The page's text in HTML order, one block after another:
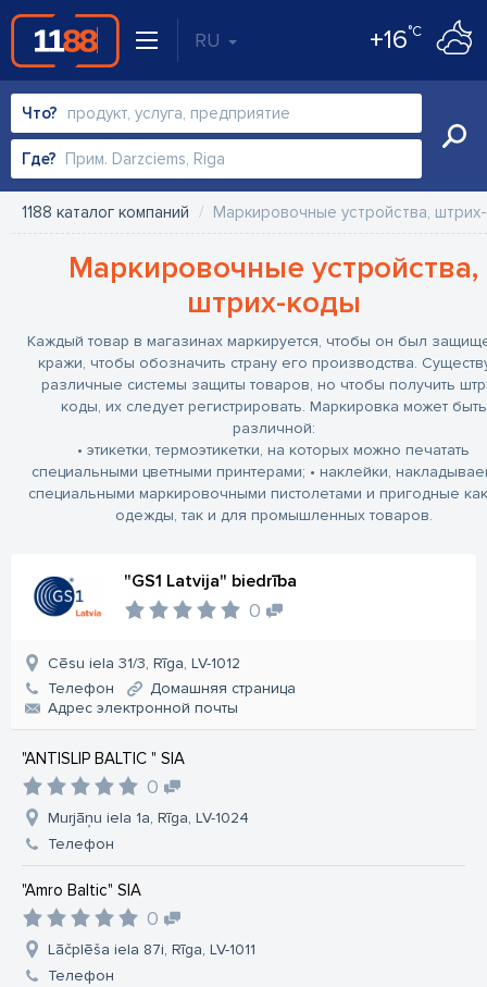
RU +16°C
Что?
Где?
1188 каталог компаний Маркировочные устройства,
Маркировочные устройства,
штрих-коды
Каждый товар в магазинах маркируется, чтобы он был
кражи, чтобы обозначить страну его производства.
различные системы защиты товаров, но чтобы получить
коды, их следует регистрировать. Маркировка может быть
различной:
• этикетки, термоэтикетки, на которых можно печатать
специальными цветными принтерами; • наклейки,
специальными маркировочными пистолетами и пригодные
одежды, так и для промышленных товаров.
"GS1 Latvija" biedrība
0
Cēsu iela 31/3, Rīga, LV-1012
Телефон
Домашняя страница
Aдрес электронной почты
"ANTISLIP BALTIC " SIA
0
Murjāņu iela 1a, Rīga, LV-1024
Телефон
"Amro Baltic" SIA
0
Lāčplēša iela 87i, Rīga, LV-1011
Телефон